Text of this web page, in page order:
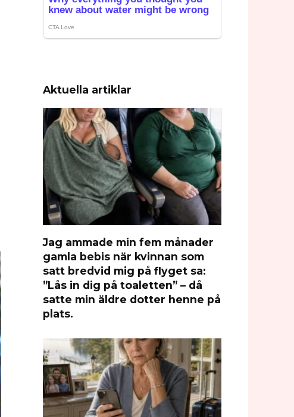
Aktuella artiklar
Jag ammade min fem månader
gamla bebis när kvinnan som
satt bredvid mig på flyget sa:
”Lås in dig på toaletten” – då
satte min äldre dotter henne på
plats.